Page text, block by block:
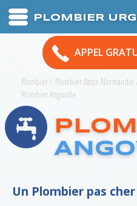
PLOMBIER
APPEL
Plombier/ Plombier Basse Normandie
Plombier Angoville
Un Plombier pas